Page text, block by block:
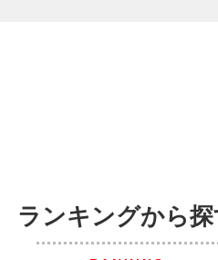
ランキングから